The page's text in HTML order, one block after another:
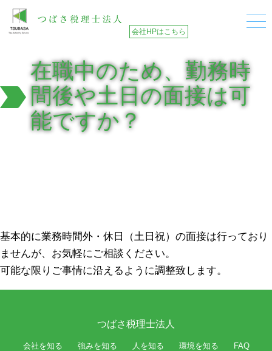
会社HPはこちら
在職中のため、勤務時
間後や土日の面接は可
能ですか？
基本的に業務時間外・休日（土日祝）の面接は行っており
ませんが、お気軽にご相談ください。
可能な限りご事情に沿えるように調整致します。
つばさ税理士法人
会社を知る 強みを知る 人を知る 環境を知る FAQ